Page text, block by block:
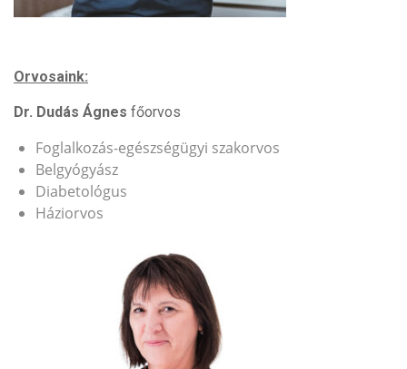
Orvosaink:
Dr. Dudás Ágnes főorvos
Foglalkozás-egészségügyi szakorvos
Belgyógyász
Diabetológus
Háziorvos